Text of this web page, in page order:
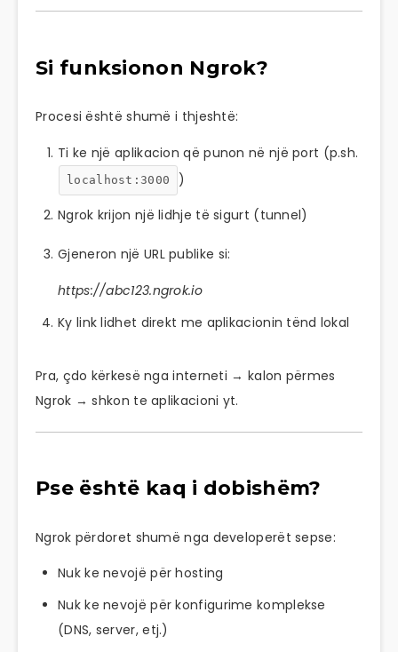
Si funksionon Ngrok?
Procesi është shumë i thjeshtë:
Ti ke një aplikacion që punon në një port (p.sh.
localhost:3000
)
Ngrok krijon një lidhje të sigurt (tunnel)
Gjeneron një URL publike si:
https://abc123.ngrok.io
Ky link lidhet direkt me aplikacionin tënd lokal
Pra, çdo kërkesë nga interneti → kalon përmes
Ngrok → shkon te aplikacioni yt.
Pse është kaq i dobishëm?
Ngrok përdoret shumë nga developerët sepse:
Nuk ke nevojë për hosting
Nuk ke nevojë për konfigurime komplekse
(DNS, server, etj.)